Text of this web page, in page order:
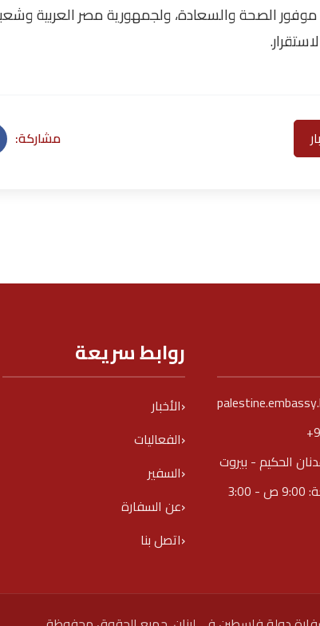
الصحة والسعادة، ولجمهورية مصر العربية
مشاركة:
الحكيم - بيروت
الاثنين - الجمعة: 9:00 ص - 3:00
روابط سريعة
الأخبار
الفعاليات
السفير
عن السفارة
اتصل بنا